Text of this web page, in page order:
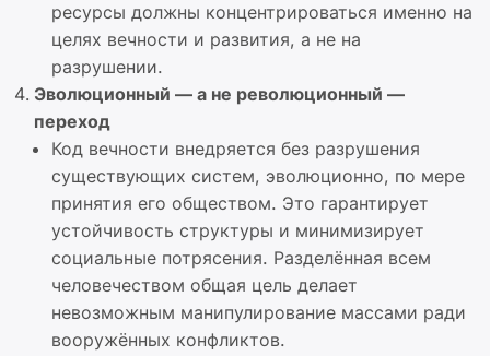
ресурсы должны концентрироваться именно на
целях вечности и развития, а не на
разрушении.
Эволюционный — а не революционный —
переход
Код вечности внедряется без разрушения
существующих систем, эволюционно, по мере
принятия его обществом. Это гарантирует
устойчивость структуры и минимизирует
социальные потрясения. Разделённая всем
человечеством общая цель делает
невозможным манипулирование массами ради
вооружённых конфликтов.